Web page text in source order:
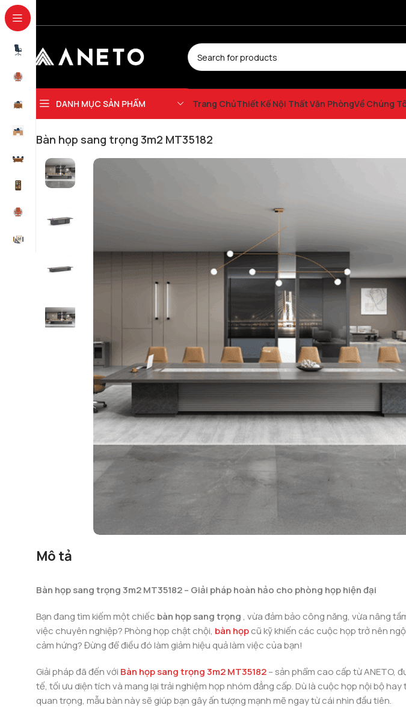
DANH MỤC SẢN PHẨM Trang ChủThiết Kế Nội Thất Văn PhòngVề Chúng
Bàn họp sang trọng 3m2 MT35182
Mô tả
Bàn họp sang trọng 3m2 MT35182 – Giải pháp hoàn hảo cho phòng họp hiện đại
Bạn đang tìm kiếm một chiếc bàn họp sang trọng, vừa đảm bảo công năng, vừa nâng
việc chuyên nghiệp? Phòng họp chật chội, bàn họpcũ kỹ khiến các cuộc họp trở nên
cảm hứng? Đừng để điều đó làm giảm hiệu quả làm việc của bạn!
Giải pháp đã đến với Bàn họp sang trọng 3m2 MT35182– sản phẩm cao cấp từ ANETO,
tế, tối ưu diện tích và mang lại trải nghiệm họp nhóm đẳng cấp. Dù là cuộc họp nội bộ
quan trọng, mẫu bàn này sẽ giúp bạn gây ấn tượng mạnh mẽ ngay từ cái nhìn đầu tiên.